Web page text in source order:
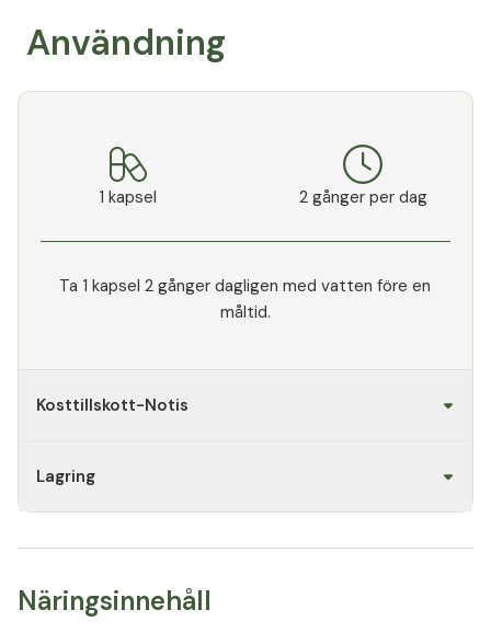
Användning
1 kapsel 2 gånger per dag
Ta 1 kapsel 2 gånger dagligen med vatten före en
måltid.
Kosttillskott-Notis
Lagring
Näringsinnehåll